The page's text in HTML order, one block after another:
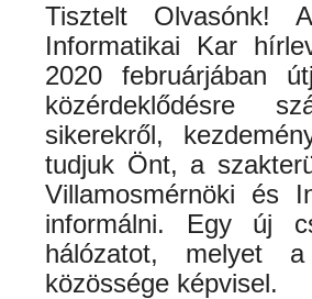
Tisztelt Olvasónk!
Informatikai Kar
2020 februárjában
közérdeklődésre
sikerekről,
tudjuk Önt, a
Villamosmérnöki és
informálni. Egy új
hálózatot, melyet
közössége képvisel.